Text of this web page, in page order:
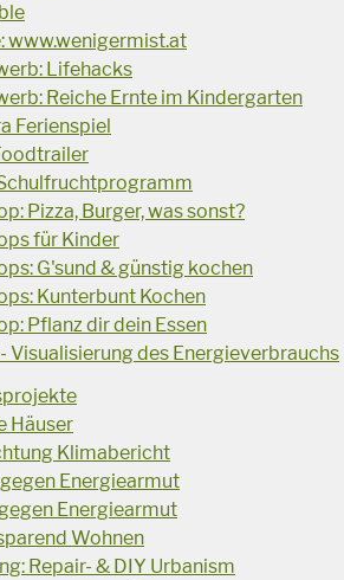
www.wenigermist.at
Lifehacks
Reiche Ernte im Kindergarten
Ferienspiel
Pizza, Burger, was sonst?
für Kinder
G'sund & günstig kochen
Kunterbunt Kochen
Pflanz dir dein Essen
Visualisierung des Energieverbrauchs
Häuser
Klimabericht
Energiearmut
Energiearmut
Wohnen
Repair- & DIY Urbanism